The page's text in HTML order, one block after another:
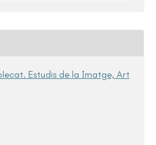
Estudis de la Imatge, Art